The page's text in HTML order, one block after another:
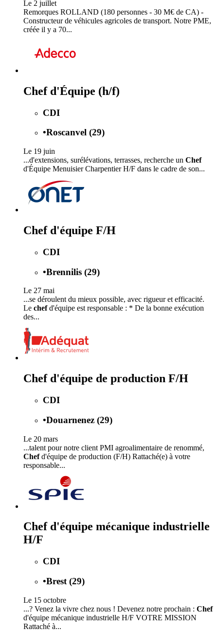
Le 2 juillet
Remorques ROLLAND (180 personnes - 30 M€ de CA) -
Constructeur de véhicules agricoles de transport. Notre PME,
créée il y a 70...
Chef d'Équipe (h/f)
CDI
•Roscanvel (29)
Le 19 juin
...d'extensions, surélévations, terrasses, recherche un Chef
d'Équipe Menuisier Charpentier H/F dans le cadre de son...
Chef d'équipe F/H
CDI
•Brennilis (29)
Le 27 mai
...se déroulent du mieux possible, avec rigueur et efficacité.
Le chefd'équipe est responsable : * De la bonne exécution
des...
Chef d'équipe de production F/H
CDI
•Douarnenez (29)
Le 20 mars
...talent pour notre client PMI agroalimentaire de renommé,
Chefd'équipe de production (F/H) Rattaché(e) à votre
responsable...
Chef d'équipe mécanique industrielle
H/F
CDI
•Brest (29)
Le 15 octobre
...? Venez la vivre chez nous ! Devenez notre prochain : Chef
d'équipe mécanique industrielle H/F VOTRE MISSION
Rattaché à...